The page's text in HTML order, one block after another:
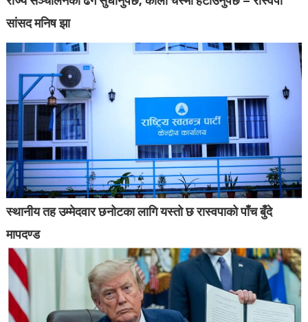
सांसद मनिष झा
स्थानीय तह उम्मेदवार छनोटका लागि यस्तो छ रास्वपाको पाँच बुँदे
मापदण्ड